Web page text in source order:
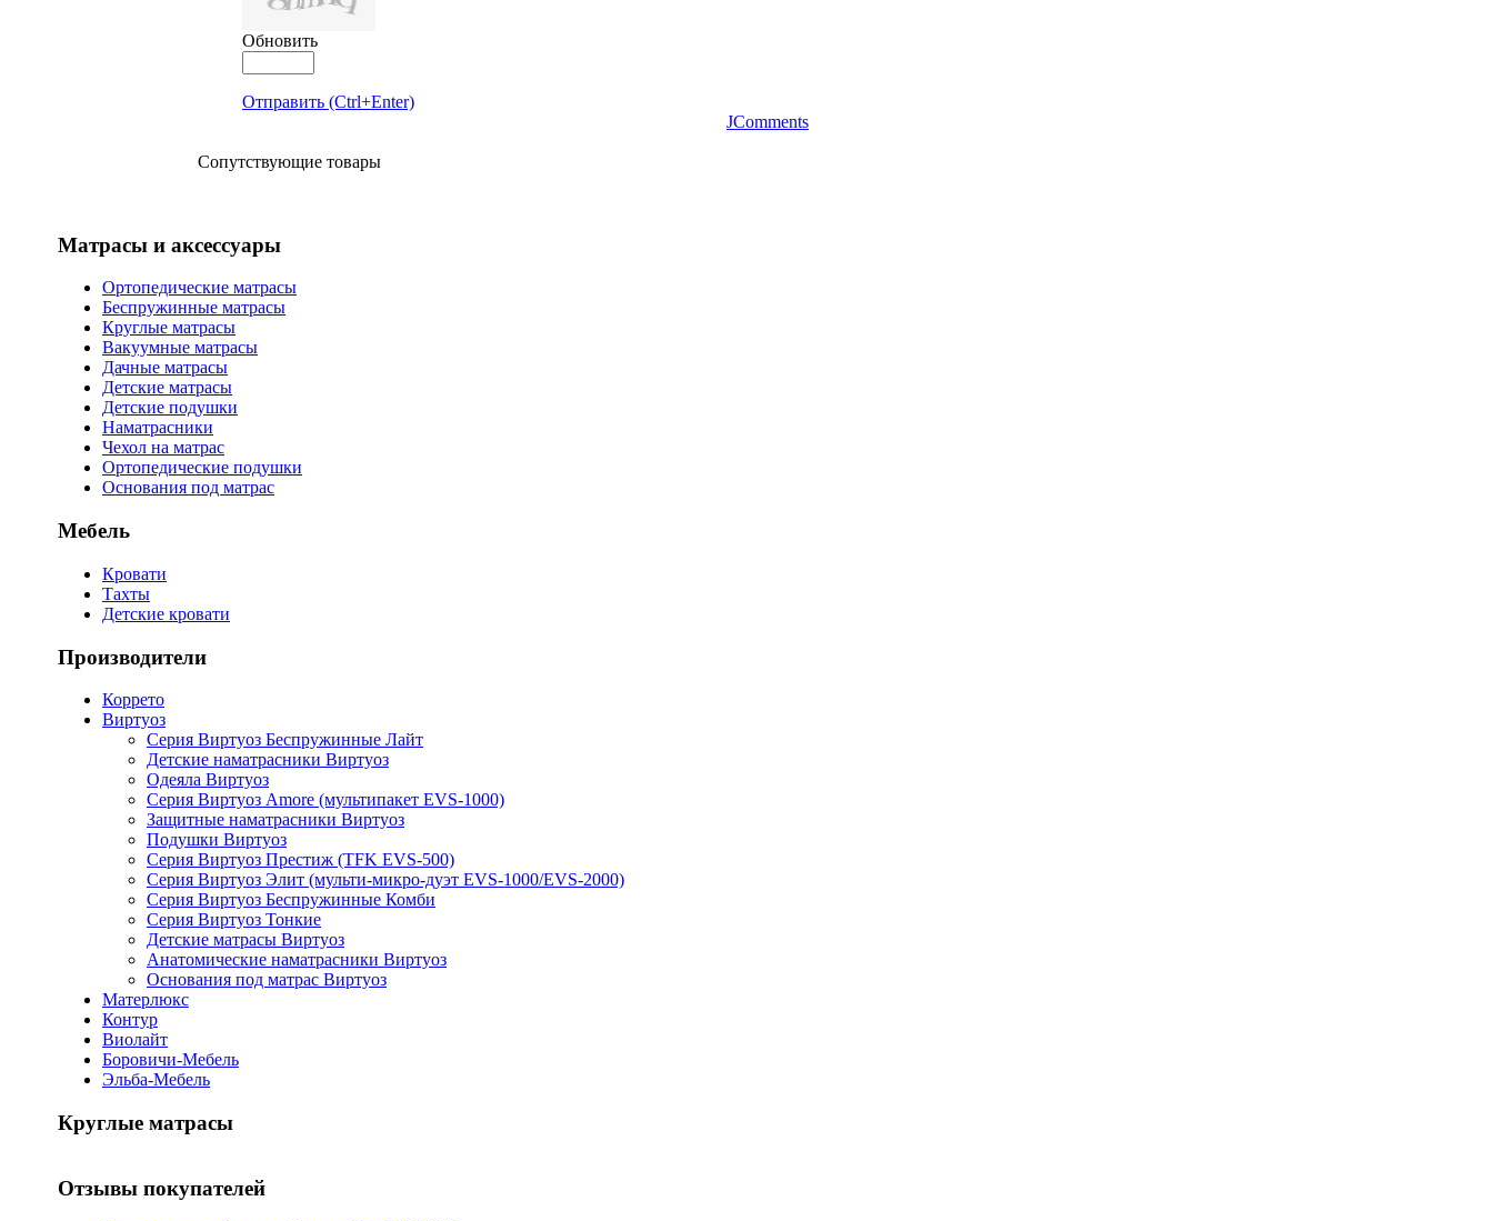
Обновить
Отправить (Ctrl+Enter)
JComments
Сопутствующие товары
Матрасы и аксессуары
Ортопедические матрасы
Беспружинные матрасы
Круглые матрасы
Вакуумные матрасы
Дачные матрасы
Детские матрасы
Детские подушки
Наматрасники
Чехол на матрас
Ортопедические подушки
Основания под матрас
Мебель
Кровати
Тахты
Детские кровати
Производители
Коррето
Виртуоз
Серия Виртуоз Беспружинные Лайт
Детские наматрасники Виртуоз
Одеяла Виртуоз
Серия Виртуоз Amore (мультипакет EVS-1000)
Защитные наматрасники Виртуоз
Подушки Виртуоз
Серия Виртуоз Престиж (TFK EVS-500)
Серия Виртуоз Элит (мульти-микро-дуэт EVS-1000/EVS-2000)
Серия Виртуоз Беспружинные Комби
Серия Виртуоз Тонкие
Детские матрасы Виртуоз
Анатомические наматрасники Виртуоз
Основания под матрас Виртуоз
Матерлюкс
Контур
Виолайт
Боровичи-Мебель
Эльба-Мебель
Круглые матрасы
Отзывы покупателей